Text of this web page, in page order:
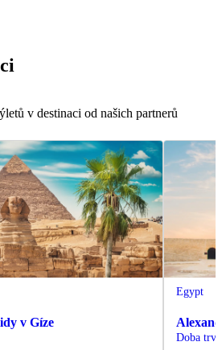
v destinaci od našich partnerů
v Gíze
Egypt
Doba